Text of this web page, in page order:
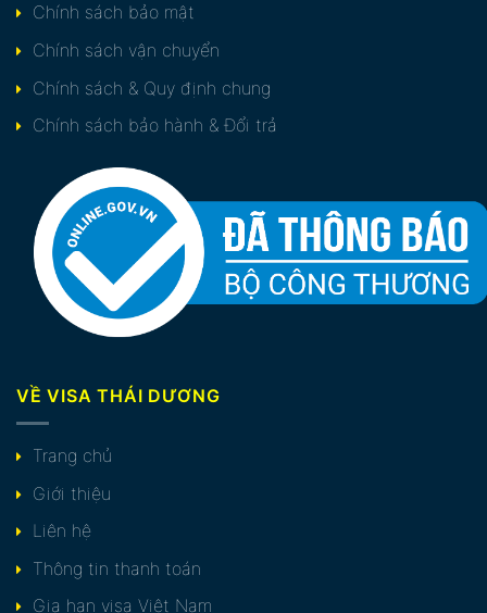
Chính sách bảo mật
Chính sách vận chuyển
Chính sách & Quy định chung
Chính sách bảo hành & Đổi trả
VỀ VISA THÁI DƯƠNG
Trang chủ
Giới thiệu
Liên hệ
Thông tin thanh toán
Gia hạn visa Việt Nam